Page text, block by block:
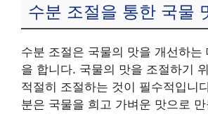
수분 조절을 통한 국물
수분 조절은 국물의 맛을 개선하는
을 합니다. 국물의 맛을 조절하기
적절히 조절하는 것이 필수적입니
분은 국물을 희고 가벼운 맛으로